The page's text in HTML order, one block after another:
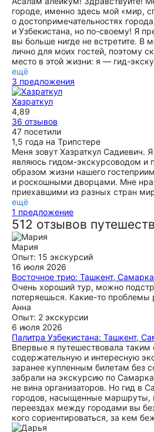
городе, именно здесь мой «мир,
о достопримечательностях
и Узбекистана, но по-своему! Я
вы больше нигде не встретите. В
лично для моих гостей, поэтому
место в этой жизни: я — гид-
ещё
3 предложения
Хазраткул
4,89
36 отзывов
47 посетили
1,5 года на Трипстере
Меня зовут Хазраткул
являюсь гидом-экскурсоводом и
образом жизни нашего
и роскошными дворцами. Мне
приехавшими из разных стран
ещё
1 предложение
512 отзывов
Мария
Опыт: 15 экскурсий
16 июля 2026
Восточное трио: Ташкент,
Очень хороший тур, можно
потеряешься. Какие-то проблемы
Анна
Опыт: 2 экскурсии
6 июля 2026
Палитра Узбекистана: Ташкент,
Впервые я путешествовала
содержательную и интересную
заранее купленным билетам без
забрали на экскурсию по
не вина организаторов. Но гид в
городов, насыщенные маршруты,
переездах между городами вы
кого сориентироваться, за кем